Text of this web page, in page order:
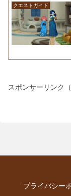
クエストガイド
スポンサーリンク（
プライバシー